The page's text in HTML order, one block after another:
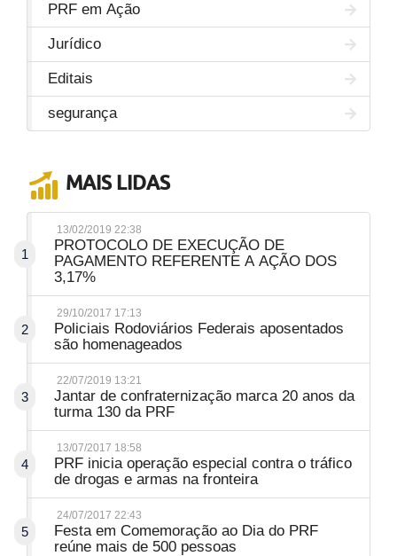
PRF em Ação
Jurídico
Editais
segurança
MAIS LIDAS
1
13/02/2019 22:38
PROTOCOLO DE EXECUÇÃO DE
PAGAMENTO REFERENTE A AÇÃO DOS
3,17%
2
29/10/2017 17:13
Policiais Rodoviários Federais aposentados
são homenageados
3
22/07/2019 13:21
Jantar de confraternização marca 20 anos da
turma 130 da PRF
4
13/07/2017 18:58
PRF inicia operação especial contra o tráfico
de drogas e armas na fronteira
5
24/07/2017 22:43
Festa em Comemoração ao Dia do PRF
reúne mais de 500 pessoas